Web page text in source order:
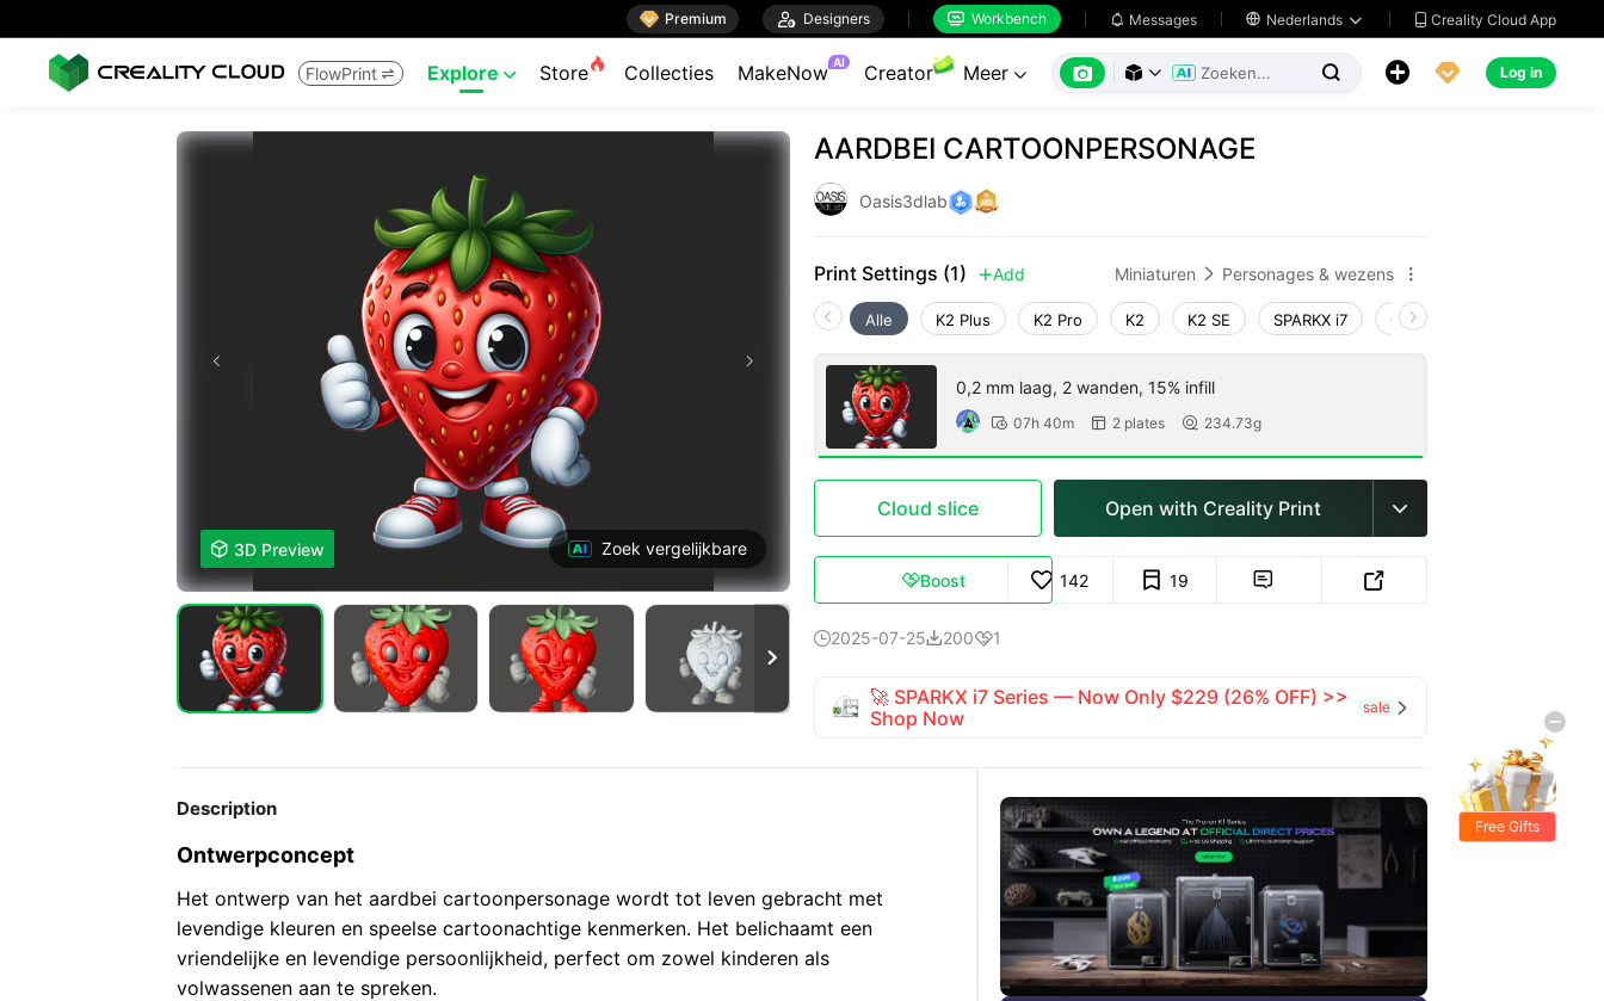
 Premium  Designers  Workbench  Messages  Nederlands   Creality Cloud App
FlowPrint  Explore  Store Collecties MakeNow AI Creator Meer        Log in
 3D Preview Zoek vergelijkbare

AARDBEI CARTOONPERSONAGE
Oasis3dlab
Print Settings (1) Add Miniaturen  Personages & wezens 
Alle K2 Plus K2 Pro K2 K2 SE SPARKX i7 Creality Hi
0,2 mm laag, 2 wanden, 15% infill
 07h 40m  2 plates  234.73g
Cloud slice Open with Creality Print 
Boost 142 19  
2025-07-252001
🚀 SPARKX i7 Series — Now Only $229 (26% OFF) >>
Shop Now
sale 
Description
Ontwerpconcept
Het ontwerp van het aardbei cartoonpersonage wordt tot leven gebracht met
levendige kleuren en speelse cartoonachtige kenmerken. Het belichaamt een
vriendelijke en levendige persoonlijkheid, perfect om zowel kinderen als
volwassenen aan te spreken.
Free Gifts